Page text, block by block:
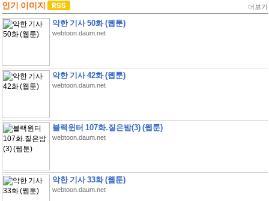
인기 이미지 더보기
악한 기사 50화 (웹툰)
webtoon.daum.net
악한 기사 42화 (웹툰)
webtoon.daum.net
블랙윈터 107화.짙은밤(3) (웹툰)
webtoon.daum.net
악한 기사 33화 (웹툰)
webtoon.daum.net